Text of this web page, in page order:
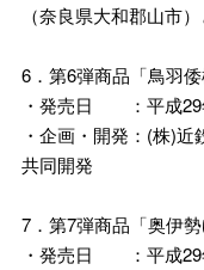
（奈良県大和郡山市
6．第6弾商品「鳥羽倭
・発売日 ：平成29
・企画・開発：(株)
共同開発
7．第7弾商品「奥伊勢
・発売日 ：平成29